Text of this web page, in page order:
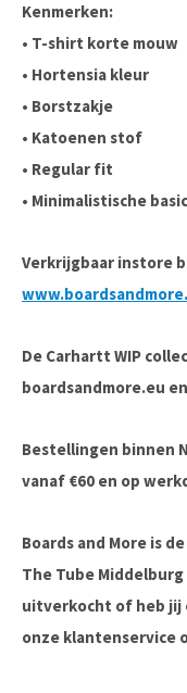
Kenmerken:
• T-shirt korte mouw
• Hortensia kleur
• Borstzakje
• Katoenen stof
• Regular fit
• Minimalistische basic
Verkrijgbaar instore
De Carhartt WIP
boardsandmore.eu
Bestellingen binnen
vanaf €60 en op
Boards and More is
The Tube Middelburg
uitverkocht of heb jij
onze klantenservice